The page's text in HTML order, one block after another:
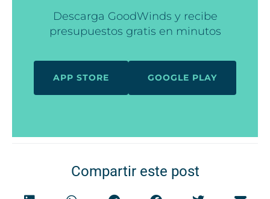
Descarga GoodWinds y recibe
presupuestos gratis en minutos
APP STORE GOOGLE PLAY
Compartir este post